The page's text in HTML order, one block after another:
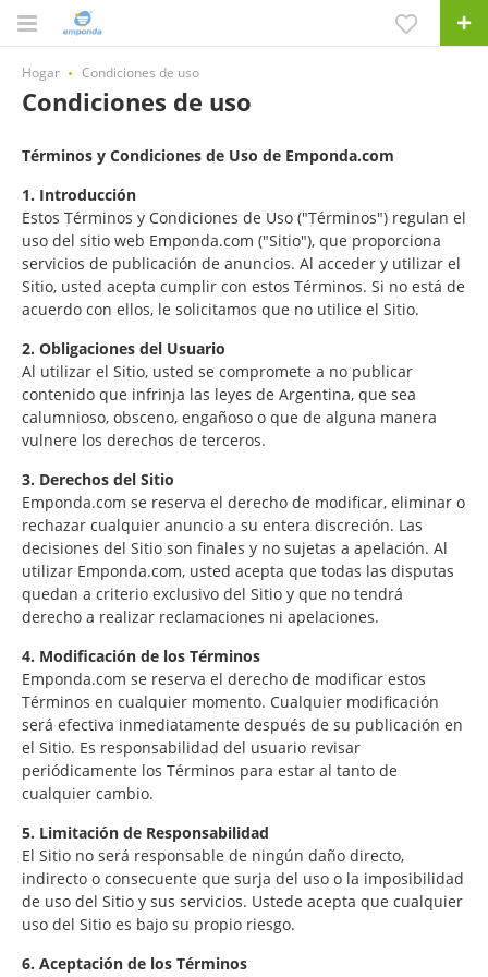
Hogar Condiciones de uso
Condiciones de uso
Términos y Condiciones de Uso de Emponda.com
1. Introducción
Estos Términos y Condiciones de Uso ("Términos") regulan el
uso del sitio web Emponda.com ("Sitio"), que proporciona
servicios de publicación de anuncios. Al acceder y utilizar el
Sitio, usted acepta cumplir con estos Términos. Si no está de
acuerdo con ellos, le solicitamos que no utilice el Sitio.
2. Obligaciones del Usuario
Al utilizar el Sitio, usted se compromete a no publicar
contenido que infrinja las leyes de Argentina, que sea
calumnioso, obsceno, engañoso o que de alguna manera
vulnere los derechos de terceros.
3. Derechos del Sitio
Emponda.com se reserva el derecho de modificar, eliminar o
rechazar cualquier anuncio a su entera discreción. Las
decisiones del Sitio son finales y no sujetas a apelación. Al
utilizar Emponda.com, usted acepta que todas las disputas
quedan a criterio exclusivo del Sitio y que no tendrá
derecho a realizar reclamaciones ni apelaciones.
4. Modificación de los Términos
Emponda.com se reserva el derecho de modificar estos
Términos en cualquier momento. Cualquier modificación
será efectiva inmediatamente después de su publicación en
el Sitio. Es responsabilidad del usuario revisar
periódicamente los Términos para estar al tanto de
cualquier cambio.
5. Limitación de Responsabilidad
El Sitio no será responsable de ningún daño directo,
indirecto o consecuente que surja del uso o la imposibilidad
de uso del Sitio y sus servicios. Ustede acepta que cualquier
uso del Sitio es bajo su propio riesgo.
6. Aceptación de los Términos